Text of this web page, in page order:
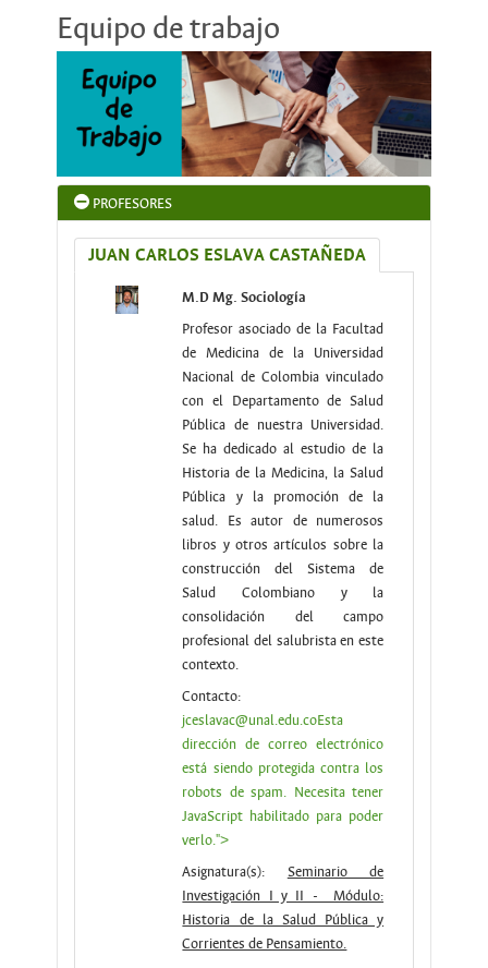
Equipo de trabajo
PROFESORES
JUAN CARLOS ESLAVA CASTAÑEDA
M.D Mg. Sociología
Profesor asociado de la Facultad
de Medicina de la Universidad
Nacional de Colombia vinculado
con el Departamento de Salud
Pública de nuestra Universidad.
Se ha dedicado al estudio de la
Historia de la Medicina, la Salud
Pública y la promoción de la
salud. Es autor de numerosos
libros y otros artículos sobre la
construcción del Sistema de
Salud Colombiano y la
consolidación del campo
profesional del salubrista en este
contexto.
Contacto:
jceslavac@unal.edu.coEsta
dirección de correo electrónico
está siendo protegida contra los
robots de spam. Necesita tener
JavaScript habilitado para poder
verlo.">
Asignatura(s): Seminario de
Investigación I y II - Módulo:
Historia de la Salud Pública y
Corrientes de Pensamiento.